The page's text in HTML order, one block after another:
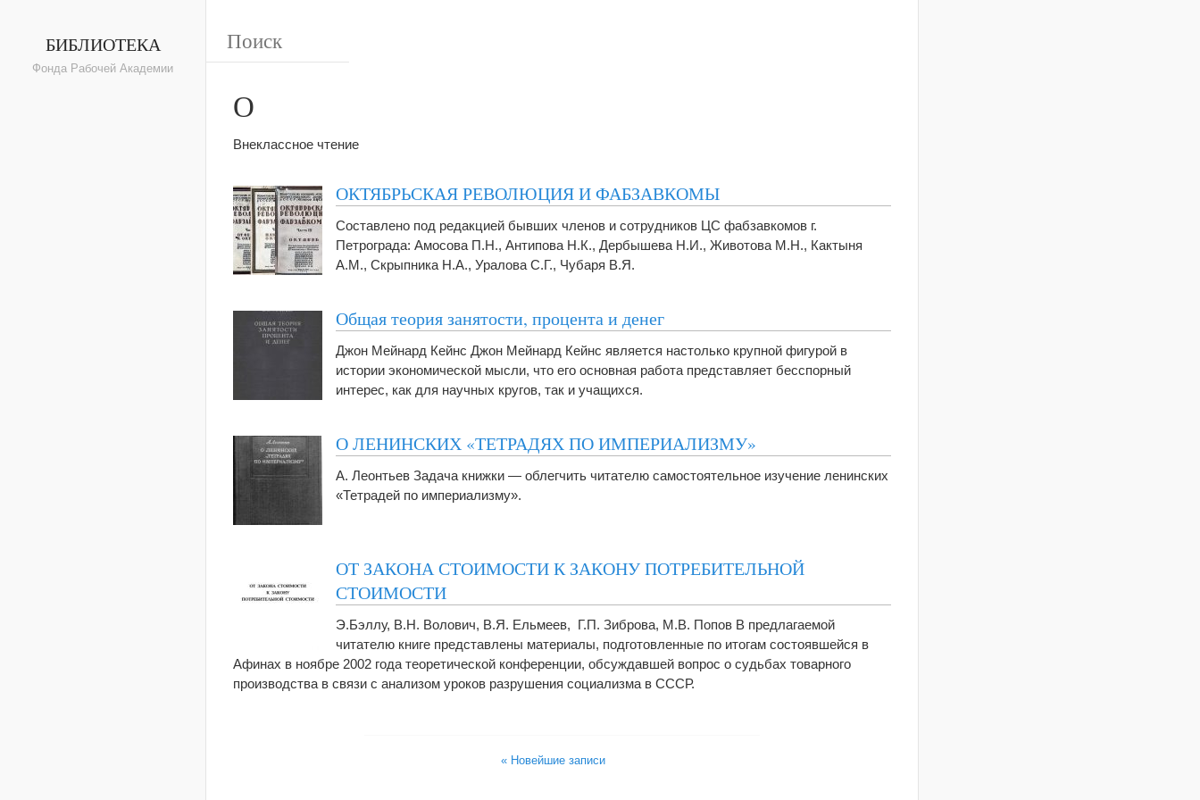
БИБЛИОТЕКА
Фонда Рабочей Академии
О
Внеклассное чтение
ОКТЯБРЬСКАЯ РЕВОЛЮЦИЯ И ФАБЗАВКОМЫ
Составлено под редакцией бывших членов и сотрудников ЦС фабзавкомов г.
Петрограда: Амосова П.Н., Антипова Н.К., Дербышева Н.И., Животова М.Н., Кактыня
А.М., Скрыпника Н.А., Уралова С.Г., Чубаря В.Я.
Общая теория занятости, процента и денег
Джон Мейнард Кейнс Джон Мейнард Кейнс является настолько крупной фигурой в
истории экономической мысли, что его основная работа представляет бесспорный
интерес, как для научных кругов, так и учащихся.
О ЛЕНИНСКИХ «ТЕТРАДЯХ ПО ИМПЕРИАЛИЗМУ»
А. Леонтьев Задача книжки — облегчить читателю самостоятельное изучение ленинских
«Тетрадей по империализму».
ОТ ЗАКОНА СТОИМОСТИ К ЗАКОНУ ПОТРЕБИТЕЛЬНОЙ
СТОИМОСТИ
Э.Бэллу, В.Н. Волович, В.Я. Ельмеев, Г.П. Зиброва, М.В. Попов В предлагаемой
читателю книге представлены материалы, подготовленные по итогам состоявшейся в
Афинах в ноябре 2002 года теоретической конференции, обсуждавшей вопрос о судьбах товарного
производства в связи с анализом уроков разрушения социализма в СССР.
« Новейшие записи